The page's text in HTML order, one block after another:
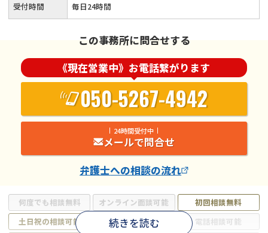
何度でも相談無料 オンライン面談可能
初回相談無料
土日祝の相談可能
19時以降電話可能
電話相談可能
続きを読む
受付時間 毎日24時間
この事務所に問合せする
《現在営業中》お電話繋がります
050-5267-4942
24時間受付中
メールで問合せ
弁護士への相談の流れ